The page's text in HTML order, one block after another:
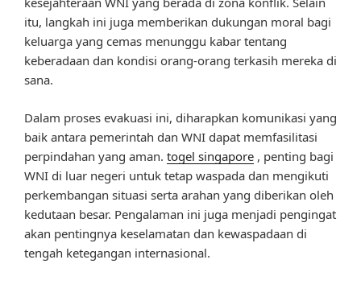
itu, langkah ini juga memberikan dukungan moral bagi
keluarga yang cemas menunggu kabar tentang
keberadaan dan kondisi orang-orang terkasih mereka di
sana.
Dalam proses evakuasi ini, diharapkan komunikasi yang
baik antara pemerintah dan WNI dapat memfasilitasi
perpindahan yang aman. togel singapore , penting bagi
WNI di luar negeri untuk tetap waspada dan mengikuti
perkembangan situasi serta arahan yang diberikan oleh
kedutaan besar. Pengalaman ini juga menjadi pengingat
akan pentingnya keselamatan dan kewaspadaan di
tengah ketegangan internasional.